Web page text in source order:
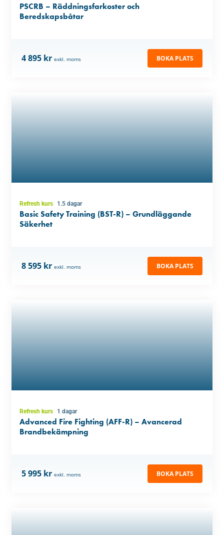
PSCRB – Räddningsfarkoster och
Beredskapsbåtar
4 895 kr exkl. moms BOKA PLATS
Refresh kurs 1.5 dagar
Basic Safety Training (BST-R) – Grundläggande
Säkerhet
8 595 kr exkl. moms BOKA PLATS
Refresh kurs 1 dagar
Advanced Fire Fighting (AFF-R) – Avancerad
Brandbekämpning
5 995 kr exkl. moms BOKA PLATS